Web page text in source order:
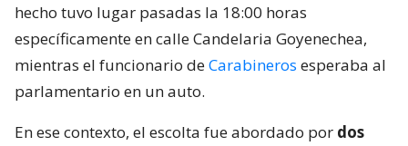
hecho tuvo lugar pasadas la 18:00 horas
específicamente en calle Candelaria Goyenechea,
mientras el funcionario deCarabineros esperaba al
parlamentario en un auto.
En ese contexto, el escolta fue abordado por dos